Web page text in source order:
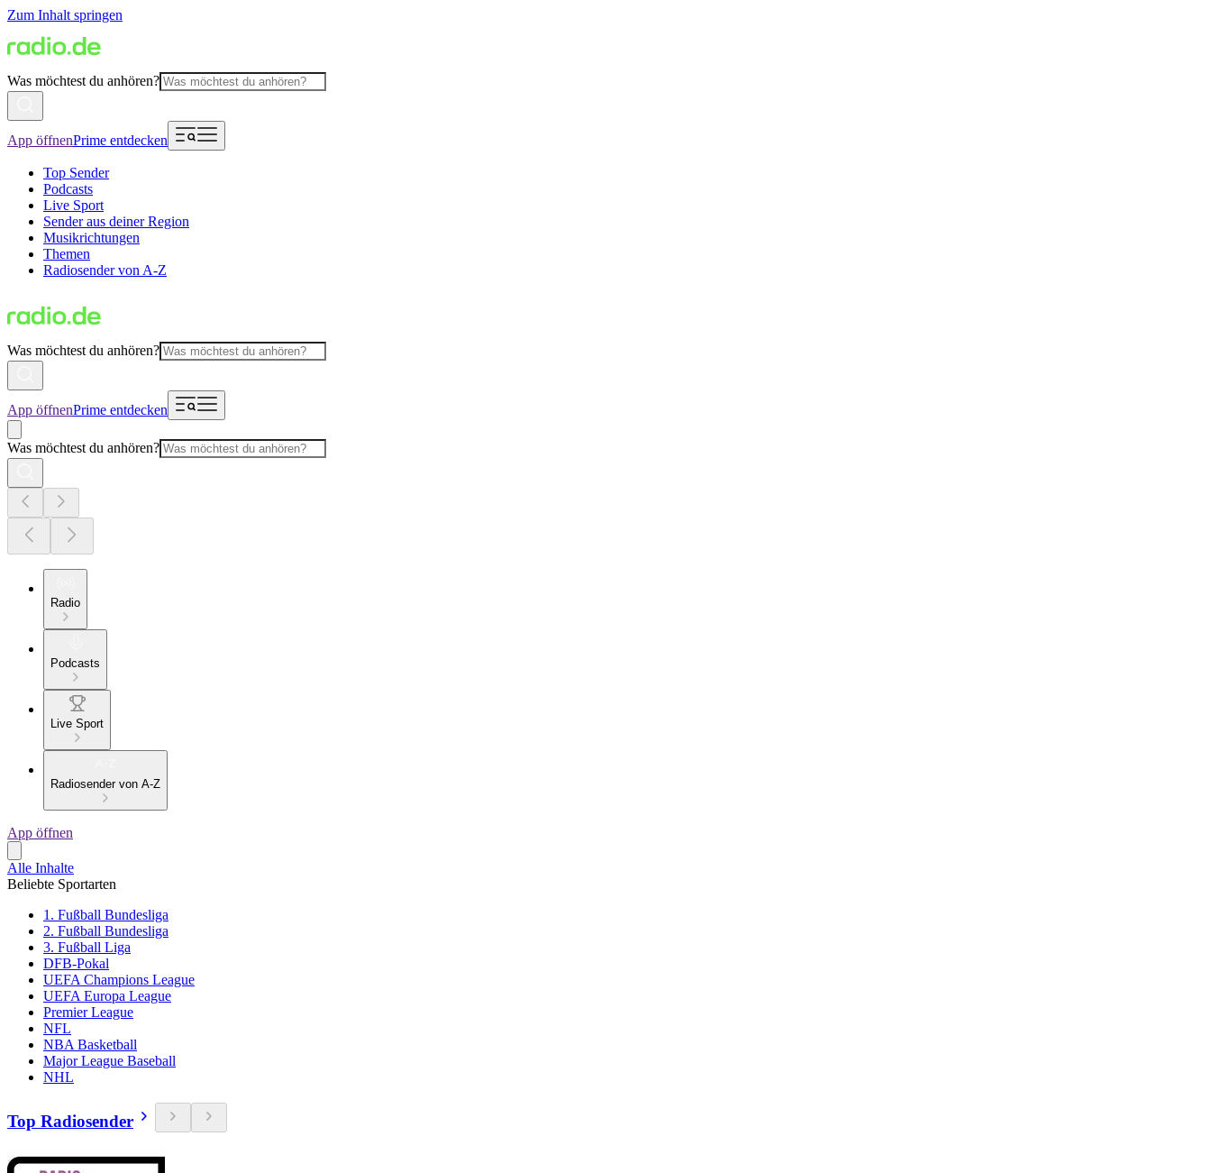
Zum Inhalt springen
Was möchtest du anhören?
App öffnenPrime entdecken
Top Sender
Podcasts
Live Sport
Sender aus deiner Region
Musikrichtungen
Themen
Radiosender von A-Z
Was möchtest du anhören?
App öffnenPrime entdecken
Was möchtest du anhören?
Radio
Podcasts
Live Sport
Radiosender von A-Z
App öffnen
Alle Inhalte
Beliebte Sportarten
1. Fußball Bundesliga
2. Fußball Bundesliga
3. Fußball Liga
DFB-Pokal
UEFA Champions League
UEFA Europa League
Premier League
NFL
NBA Basketball
Major League Baseball
NHL
Top Radiosender